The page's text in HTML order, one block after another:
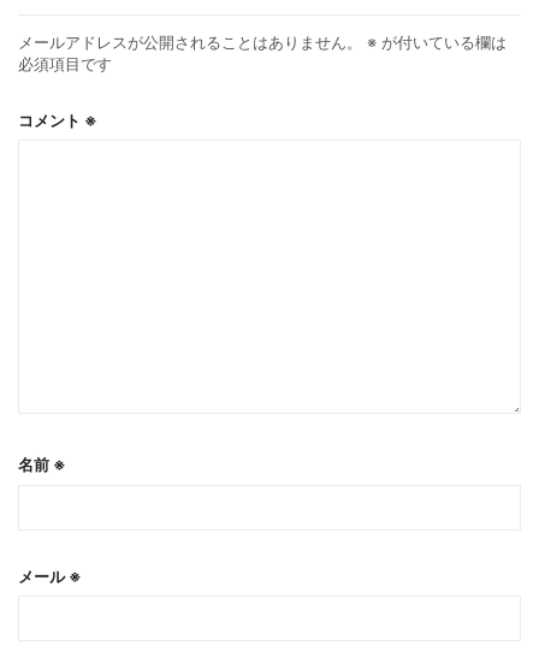
メールアドレスが公開されることはありません。 ※ が付いている欄は
必須項目です
コメント ※
名前 ※
メール※